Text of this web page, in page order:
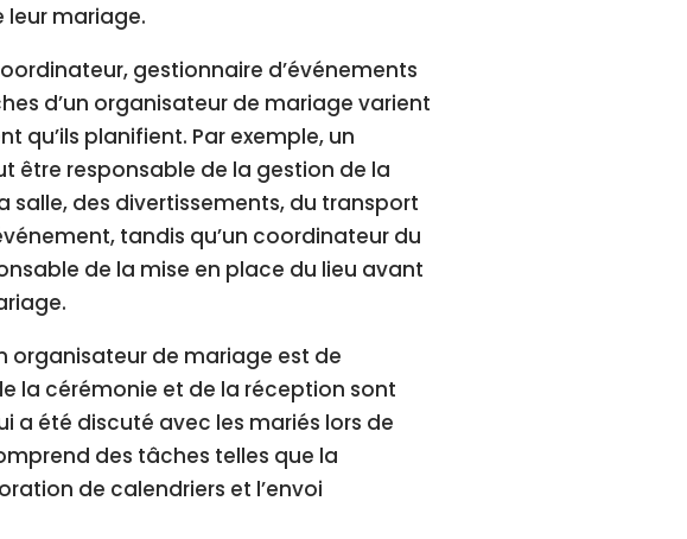
mariage.
gestionnaire d’événements
d’un organisateur de mariage varient
qu’ils planifient. Par exemple, un
être responsable de la gestion de la
salle, des divertissements, du transport
tandis qu’un coordinateur du
de la mise en place du lieu avant
organisateur de mariage est de
la cérémonie et de la réception sont
a été discuté avec les mariés lors de
des tâches telles que la
de calendriers et l’envoi